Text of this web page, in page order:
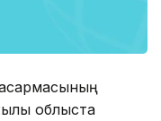
облыста